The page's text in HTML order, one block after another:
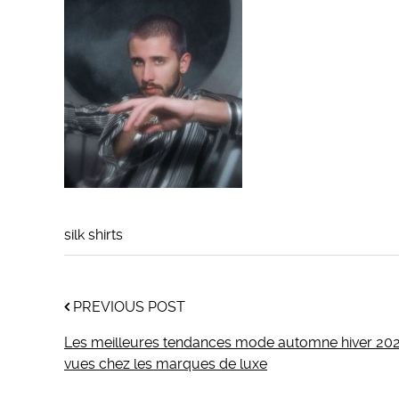
silk shirts
PREVIOUS POST
Les meilleures tendances mode automne hiver
vues chez les marques de luxe